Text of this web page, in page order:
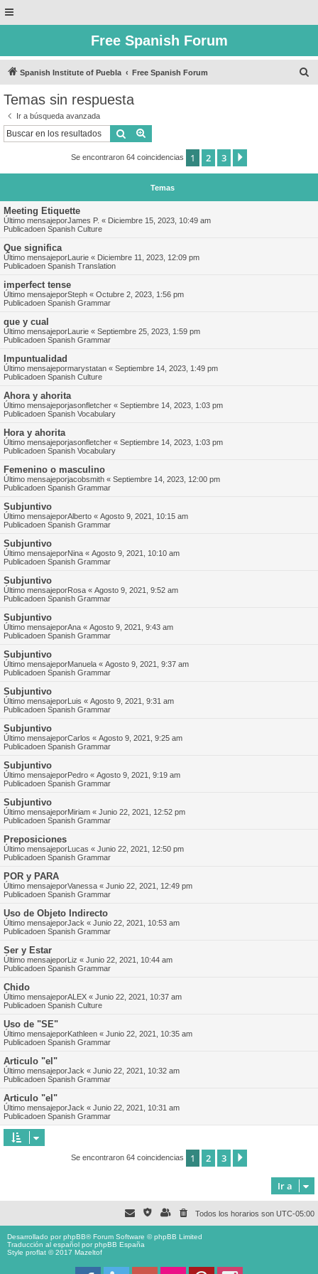
Free Spanish Forum
Spanish Institute of Puebla Free Spanish Forum
Temas sin respuesta
Ir a búsqueda avanzada
Buscar
Se encontraron 64 coincidencias 1 2 3
Temas
Meeting Etiquette
Último mensajeporJames P. « Diciembre 15, 2023, 10:49 am
Publicadoen Spanish Culture
Que significa
Último mensajeporLaurie « Diciembre 11, 2023, 12:09 pm
Publicadoen Spanish Translation
imperfect tense
Último mensajeporSteph « Octubre 2, 2023, 1:56 pm
Publicadoen Spanish Grammar
que y cual
Último mensajeporLaurie « Septiembre 25, 2023, 1:59 pm
Publicadoen Spanish Grammar
Impuntualidad
Último mensajepormarystatan « Septiembre 14, 2023, 1:49 pm
Publicadoen Spanish Culture
Ahora y ahorita
Último mensajeporjasonfletcher « Septiembre 14, 2023, 1:03 pm
Publicadoen Spanish Vocabulary
Hora y ahorita
Último mensajeporjasonfletcher « Septiembre 14, 2023, 1:03 pm
Publicadoen Spanish Vocabulary
Femenino o masculino
Último mensajeporjacobsmith « Septiembre 14, 2023, 12:00 pm
Publicadoen Spanish Grammar
Subjuntivo
Último mensajeporAlberto « Agosto 9, 2021, 10:15 am
Publicadoen Spanish Grammar
Subjuntivo
Último mensajeporNina « Agosto 9, 2021, 10:10 am
Publicadoen Spanish Grammar
Subjuntivo
Último mensajeporRosa « Agosto 9, 2021, 9:52 am
Publicadoen Spanish Grammar
Subjuntivo
Último mensajeporAna « Agosto 9, 2021, 9:43 am
Publicadoen Spanish Grammar
Subjuntivo
Último mensajeporManuela « Agosto 9, 2021, 9:37 am
Publicadoen Spanish Grammar
Subjuntivo
Último mensajeporLuis « Agosto 9, 2021, 9:31 am
Publicadoen Spanish Grammar
Subjuntivo
Último mensajeporCarlos « Agosto 9, 2021, 9:25 am
Publicadoen Spanish Grammar
Subjuntivo
Último mensajeporPedro « Agosto 9, 2021, 9:19 am
Publicadoen Spanish Grammar
Subjuntivo
Último mensajeporMiriam « Junio 22, 2021, 12:52 pm
Publicadoen Spanish Grammar
Preposiciones
Último mensajeporLucas « Junio 22, 2021, 12:50 pm
Publicadoen Spanish Grammar
POR y PARA
Último mensajeporVanessa « Junio 22, 2021, 12:49 pm
Publicadoen Spanish Grammar
Uso de Objeto Indirecto
Último mensajeporJack « Junio 22, 2021, 10:53 am
Publicadoen Spanish Grammar
Ser y Estar
Último mensajeporLiz « Junio 22, 2021, 10:44 am
Publicadoen Spanish Grammar
Chido
Último mensajeporALEX « Junio 22, 2021, 10:37 am
Publicadoen Spanish Culture
Uso de "SE"
Último mensajeporKathleen « Junio 22, 2021, 10:35 am
Publicadoen Spanish Grammar
Articulo "el"
Último mensajeporJack « Junio 22, 2021, 10:32 am
Publicadoen Spanish Grammar
Articulo "el"
Último mensajeporJack « Junio 22, 2021, 10:31 am
Publicadoen Spanish Grammar
Se encontraron 64 coincidencias 1 2 3
Ir a
Todos los horarios son UTC-05:00
Desarrollado porphpBB® Forum Software © phpBB Limited
Traducción al español porphpBB España
Style proflat © 2017 Mazeltof